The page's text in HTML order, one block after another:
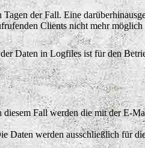
der Fall. Eine
Clients nicht mehr möglich
Daten in Logfiles ist für den
Fall werden die mit der E-
Daten werden ausschließlich für